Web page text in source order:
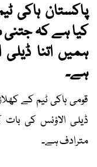
پاکستان ہاکی
کیا ہے کہ جتنی
ہمیں اتنا ڈیلی
ہے۔
ڈیلی الاؤنس کی
مترادف ہے۔